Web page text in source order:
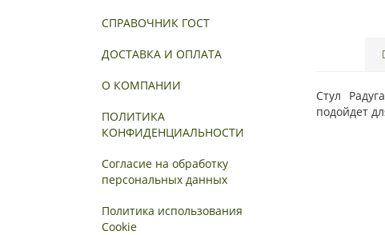
СПРАВОЧНИК ГОСТ
ДОСТАВКА И ОПЛАТА
О КОМПАНИИ
ПОЛИТИКА
КОНФИДЕНЦИАЛЬНОСТИ
Согласие на обработку
персональных данных
Политика использования
Cookie
Стул
подойдет